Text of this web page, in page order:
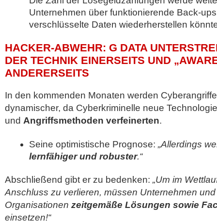
Unternehmen über funktionierende Back-
verschlüsselte Daten wiederherstellen
HACKER-ABWEHR: G DATA
DER TECHNIK EINERSEITS UND
ANDERERSEITS
In den kommenden Monaten werden
dynamischer, da Cyberkriminelle neue
und Angriffsmethoden verfeinerten.
Seine optimistische Prognose: „Allerdings
lernfähiger und robuster.“
Abschließend gibt er zu bedenken: „Um im
Anschluss zu verlieren, müssen Unternehmen
Organisationen zeitgemäße Lösungen sowie
einsetzen!“